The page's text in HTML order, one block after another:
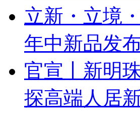
立新・立境
年中新品发
官宣丨新明
探高端人居